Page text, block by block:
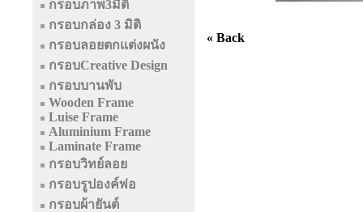
กรอบภาพ3มิติ
กรอบกล่อง 3 มิติ
กรอบลอยตกแต่งผนัง
กรอบCreative Design
กรอบบานพับ
Wooden Frame
Luise Frame
Aluminium Frame
Laminate Frame
กรอบวิทย์ลอย
กรอบรูปองค์พ่อ
กรอบผ้ายันต์
« Back